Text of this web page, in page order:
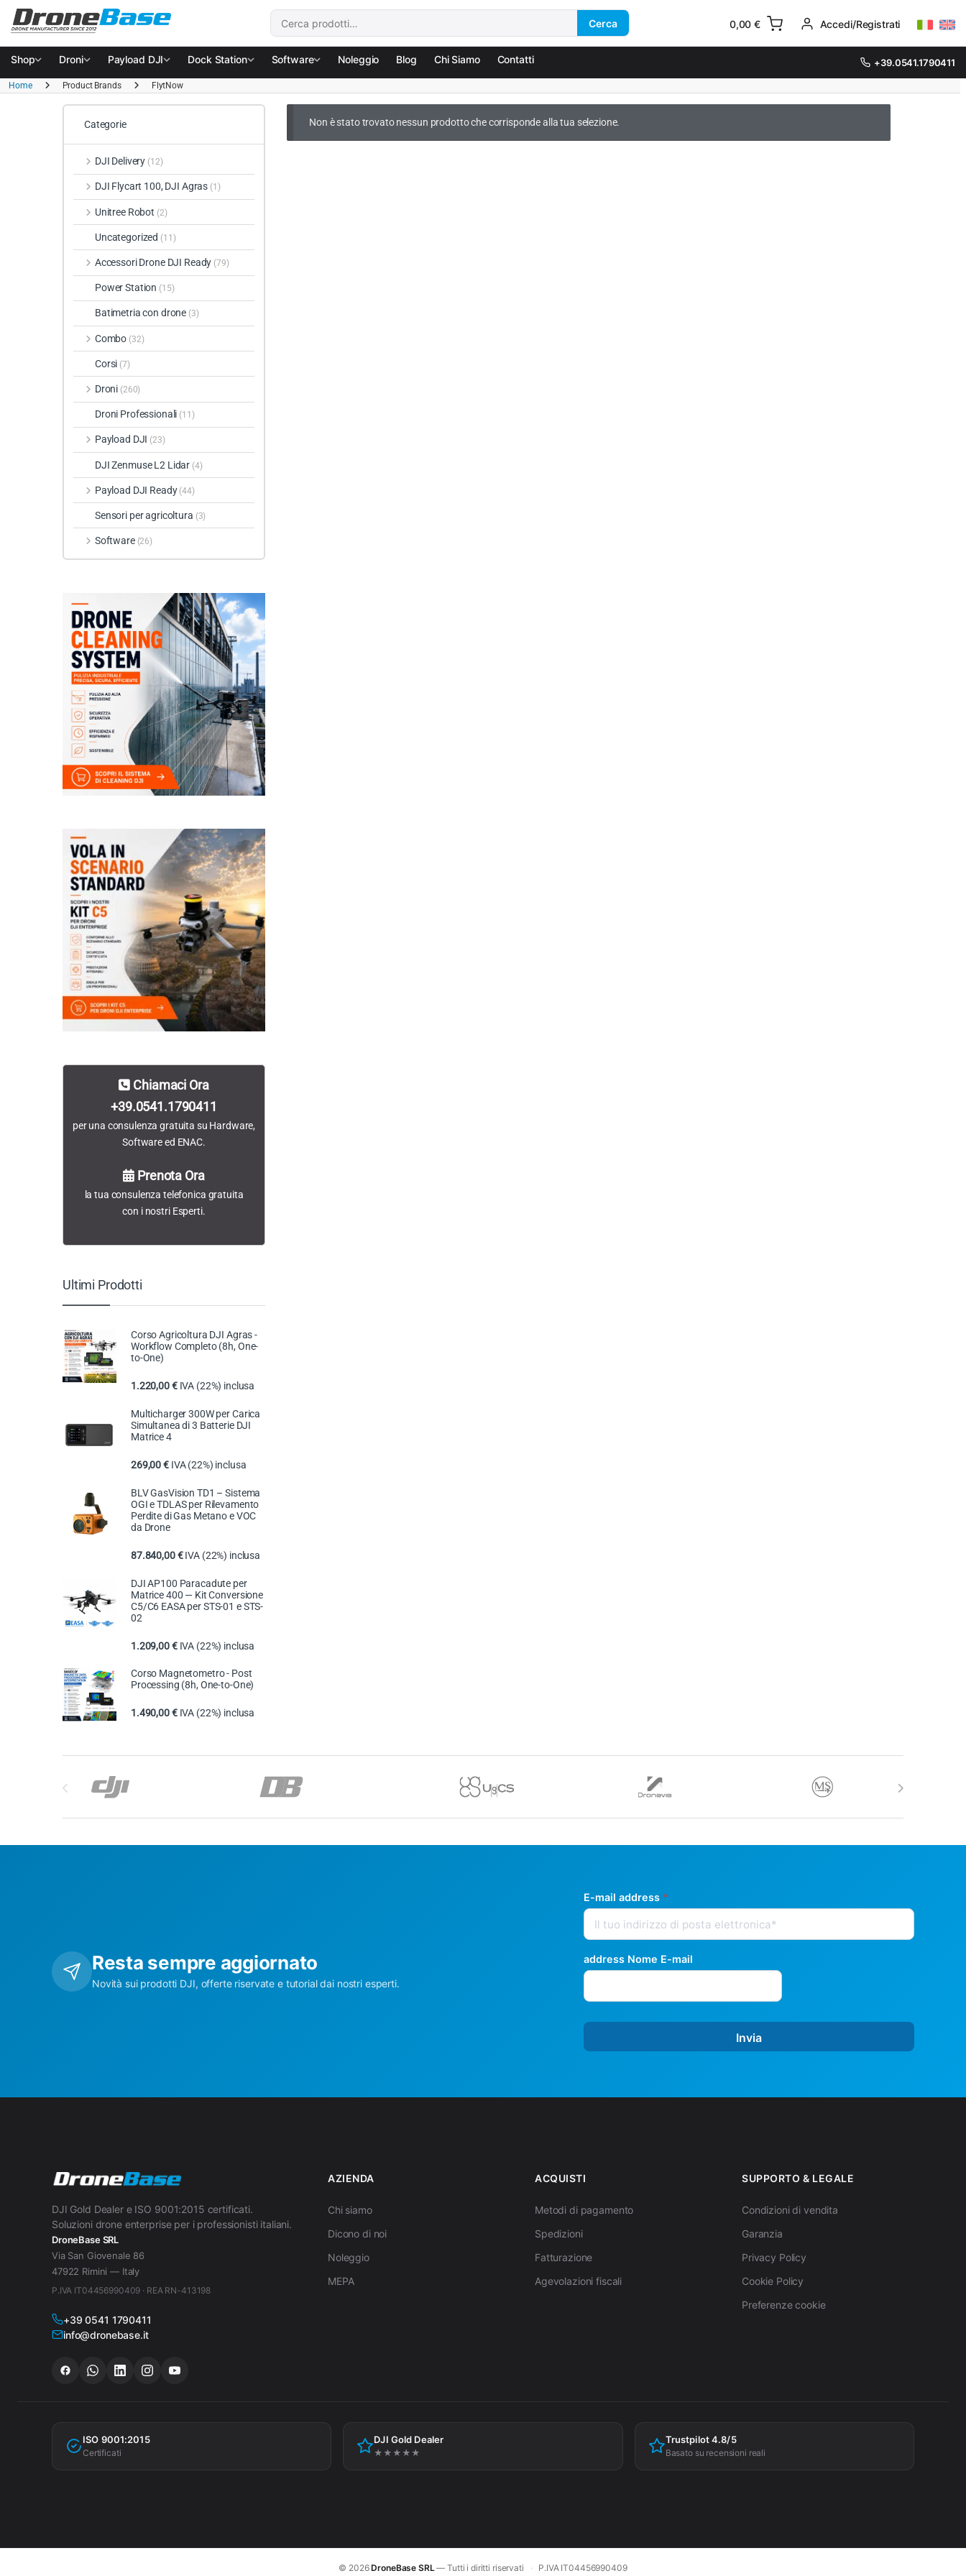
Salta alla navigazione
Salta al contenuto
Cerca: Cerca 0,00€ Accedi/Registrati
Shop Droni Payload DJI Dock Station Software Noleggio Blog Chi Siamo Contatti +39.0541.1790411
Home Product Brands FlytNow
Non è stato trovato nessun prodotto che corrisponde alla tua selezione.
Categorie
DJI Delivery (12)
DJI Flycart 100, DJI Agras (1)
Unitree Robot (2)
Uncategorized (11)
Accessori Drone DJI Ready (79)
Power Station (15)
Batimetria con drone (3)
Combo (32)
Corsi (7)
Droni (260)
Droni Professionali (11)
Payload DJI (23)
DJI Zenmuse L2 Lidar (4)
Payload DJI Ready (44)
Sensori per agricoltura (3)
Software (26)
Chiamaci Ora
+39.0541.1790411
per una consulenza gratuita su Hardware,
Software ed ENAC.
Prenota Ora
la tua consulenza telefonica gratuita
con i nostri Esperti.
Ultimi Prodotti
Corso Agricoltura DJI Agras -
Workflow Completo (8h, One-
to-One)
1.220,00€ IVA (22%) inclusa
Multicharger 300W per Carica
Simultanea di 3 Batterie DJI
Matrice 4
269,00€ IVA (22%) inclusa
BLV GasVision TD1 – Sistema
OGI e TDLAS per Rilevamento
Perdite di Gas Metano e VOC
da Drone
87.840,00€ IVA (22%) inclusa
DJI AP100 Paracadute per
Matrice 400 — Kit Conversione
C5/C6 EASA per STS-01 e STS-
02
1.209,00€ IVA (22%) inclusa
Corso Magnetometro - Post
Processing (8h, One-to-One)
1.490,00€ IVA (22%) inclusa
Resta sempre aggiornato
Novità sui prodotti DJI, offerte riservate e tutorial dai nostri esperti.
E-mail address *
address Nome E-mail
Invia
DJI Gold Dealer e ISO 9001:2015 certificati.
Soluzioni drone enterprise per i professionisti italiani.
DroneBase SRL
Via San Giovenale 86
47922 Rimini — Italy
P.IVA IT04456990409 · REA RN-413198
+39 0541 1790411
info@dronebase.it
AZIENDA
Chi siamo
Dicono di noi
Noleggio
MEPA
ACQUISTI
Metodi di pagamento
Spedizioni
Fatturazione
Agevolazioni fiscali
SUPPORTO & LEGALE
Condizioni di vendita
Garanzia
Privacy Policy
Cookie Policy
Preferenze cookie
ISO 9001:2015
Certificati
DJI Gold Dealer
★★★★★
Trustpilot 4.8/5
Basato su recensioni reali
© 2026DroneBase SRL — Tutti i diritti riservati · P.IVA IT04456990409